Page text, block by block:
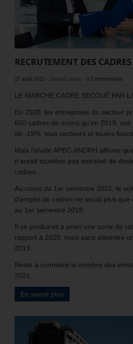
RECRUTEMENT DES
27 août 2021 - Daniel Lamar - 0 Commentaire
LE MARCHE CADRE SECOUÉ PAR
En 2020, les entreprises du secteur
600 cadres de moins qu’en 2019,
de -19%, tous secteurs et toutes
Mais l’étude APEC-ANDRH affirme
n’aurait toutefois pas entraîné de
cadres.
Au cours du 1er semestre 2021, le
d’emploi de cadres ne serait plus
au 1er semestre 2019.
Il se produirait a priori une sorte de
rapport à 2020, mais sans atteindre
2019.
Reste à connaitre le nombre des
2021.
En savoir plus